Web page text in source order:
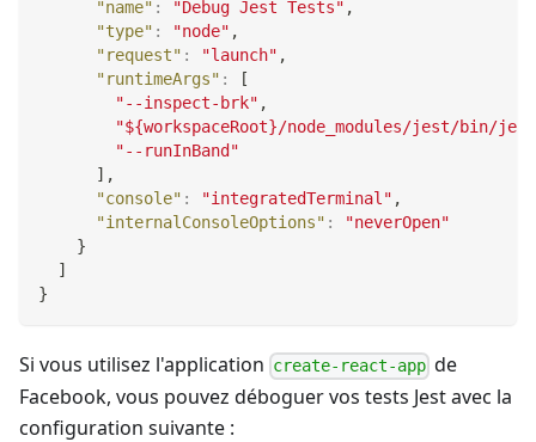
"name" : "Debug Jest Tests" ,
"type" : "node" ,
"request" : "launch" ,
"runtimeArgs" :
[
"--inspect-brk" ,
"${workspaceRoot}/node_modules/jest/bin/
"--runInBand"
] ,
"console" : "integratedTerminal" ,
"internalConsoleOptions" :
"neverOpen"
}
]
}
Si vous utilisez l'application create-react-app de
Facebook, vous pouvez déboguer vos tests Jest avec la
configuration suivante :